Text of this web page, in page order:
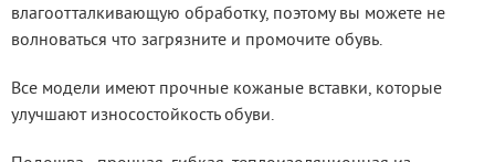
влагоотталкивающую обработку, поэтому вы можете не
волноваться что загрязните и промочите обувь.
Все модели имеют прочные кожаные вставки, которые
улучшают износостойкость обуви.